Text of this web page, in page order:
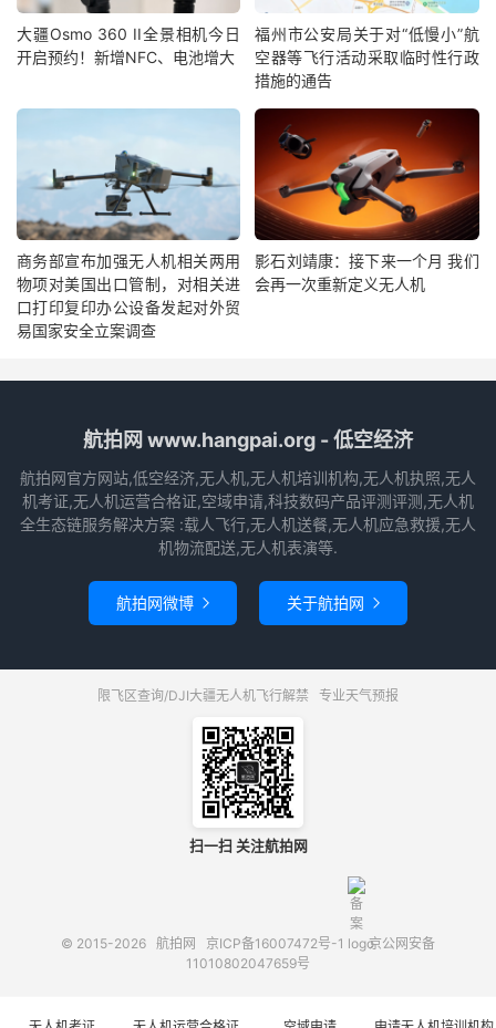
大疆Osmo 360 II全景相机今日
开启预约！新增NFC、电池增大
福州市公安局关于对“低慢小”航
空器等飞行活动采取临时性行政
措施的通告
商务部宣布加强无人机相关两用
物项对美国出口管制，对相关进
口打印复印办公设备发起对外贸
易国家安全立案调查
影石刘靖康：接下来一个月 我们
会再一次重新定义无人机
航拍网 www.hangpai.org - 低空经济
航拍网官方网站,低空经济,无人机,无人机培训机构,无人机执照,无人
机考证,无人机运营合格证,空域申请,科技数码产品评测评测,无人机
全生态链服务解决方案 :载人飞行,无人机送餐,无人机应急救援,无人
机物流配送,无人机表演等.
航拍网微博  关于航拍网 
限飞区查询/DJI大疆无人机飞行解禁 专业天气预报
扫一扫 关注航拍网
© 2015-2026 航拍网 京ICP备16007472号-1
京公网安备
11010802047659号